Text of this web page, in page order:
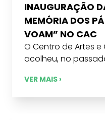
INAUGURAÇÃO
MEMÓRIA DOS
VOAM” NO CAC
O Centro de Artes
acolheu, no
VER MAIS ›